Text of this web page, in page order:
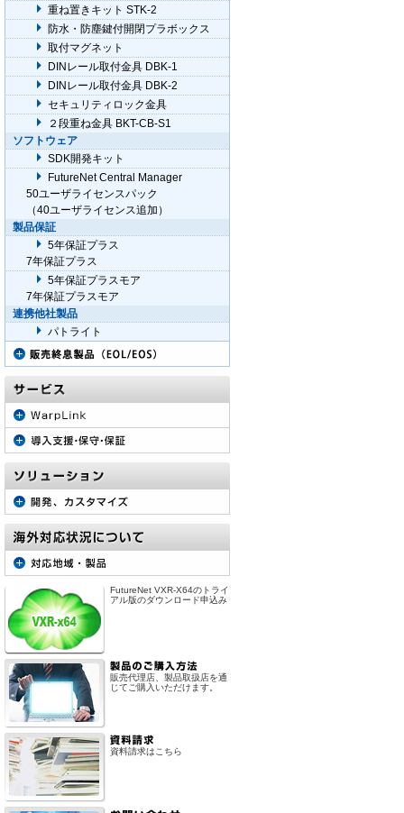
重ね置きキット STK-2
防水・防塵鍵付開閉プラボックス
取付マグネット
DINレール取付金具 DBK-1
DINレール取付金具 DBK-2
セキュリティロック金具
２段重ね金具 BKT-CB-S1
ソフトウェア
SDK開発キット
FutureNet Central Manager
50ユーザライセンスパック
（40ユーザライセンス追加）
製品保証
5年保証プラス
7年保証プラス
5年保証プラスモア
7年保証プラスモア
連携他社製品
パトライト
FutureNet VXR-X64のトライ
アル版のダウンロード申込み
販売代理店、製品取扱店を通
じてご購入いただけます。
資料請求はこちら